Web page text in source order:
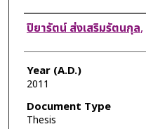
Author
ปิยารัตน์ ส่งเสริมรัตนกุล,
Year (A.D.)
2011
Document Type
Thesis